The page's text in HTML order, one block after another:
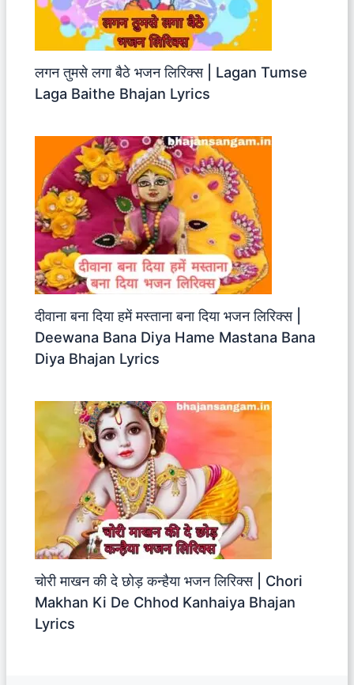
लगन तुमसे लगा बैठे भजन लिरिक्स | Lagan Tumse
Laga Baithe Bhajan Lyrics
दीवाना बना दिया हमें मस्ताना बना दिया भजन लिरिक्स |
Deewana Bana Diya Hame Mastana Bana
Diya Bhajan Lyrics
चोरी माखन की दे छोड़ कन्हैया भजन लिरिक्स | Chori
Makhan Ki De Chhod Kanhaiya Bhajan
Lyrics